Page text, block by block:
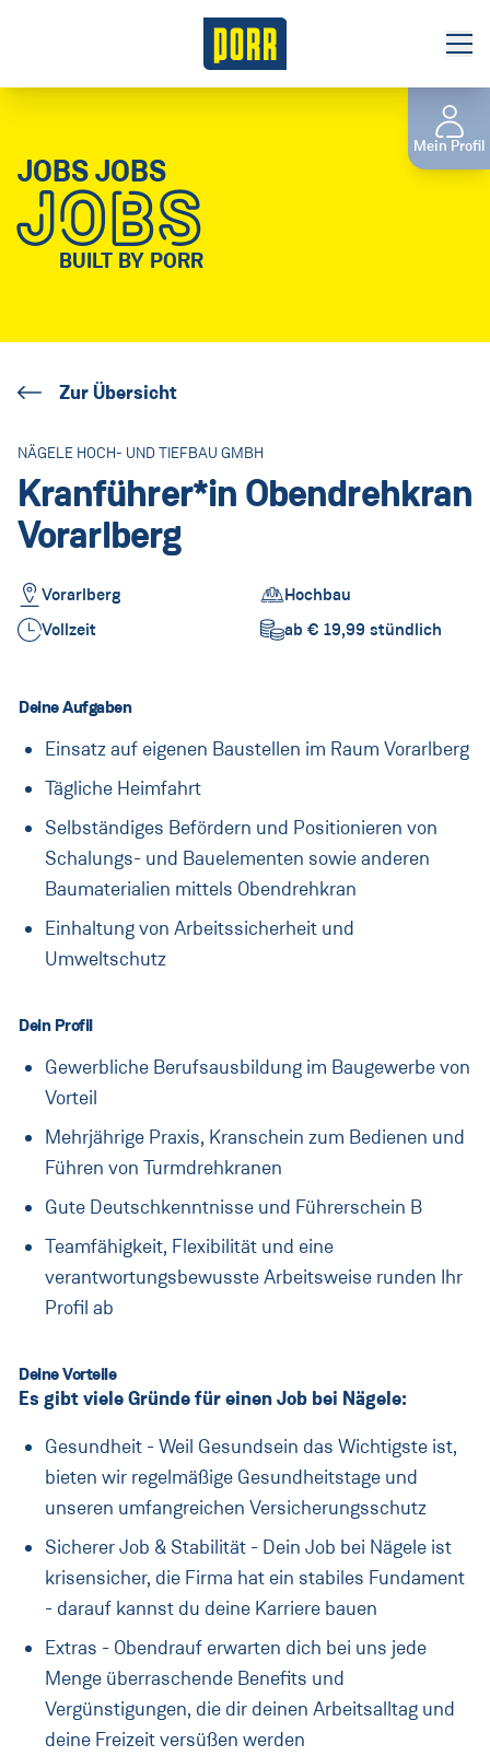
Initiativbewerbung
Gewerbliches Personal
Das sind wir
Niederlassungen
Tochterunternehmen
Lehre
Lehrberufe
Rund um die Lehre
PORR Campus
FAQ
Praktikum
Praktikum für Schüler*innen
Praktikum für Studierende
FAQ
Unsere Bereiche
Jobprofile
Blog
Kontakt
Land ändern
Österreich
JOBS JOBS
JOBS
BUILT BY PORR
Zur Übersicht
NÄGELE HOCH- UND TIEFBAU GMBH
Kranführer*in Obendrehkran
Vorarlberg
Vorarlberg
Hochbau
Vollzeit
ab € 19,99 stündlich
Deine Aufgaben
Einsatz auf eigenen Baustellen im Raum Vorarlberg
Tägliche Heimfahrt
Selbständiges Befördern und Positionieren von
Schalungs- und Bauelementen sowie anderen
Baumaterialien mittels Obendrehkran
Einhaltung von Arbeitssicherheit und
Umweltschutz
Dein Profil
Gewerbliche Berufsausbildung im Baugewerbe von
Vorteil
Mehrjährige Praxis, Kranschein zum Bedienen und
Führen von Turmdrehkranen
Gute Deutschkenntnisse und Führerschein B
Teamfähigkeit, Flexibilität und eine
verantwortungsbewusste Arbeitsweise runden Ihr
Profil ab
Deine Vorteile
Es gibt viele Gründe für einen Job bei Nägele:
Gesundheit - Weil Gesundsein das Wichtigste ist,
bieten wir regelmäßige Gesundheitstage und
unseren umfangreichen Versicherungsschutz
Sicherer Job & Stabilität - Dein Job bei Nägele ist
krisensicher, die Firma hat ein stabiles Fundament
- darauf kannst du deine Karriere bauen
Extras - Obendrauf erwarten dich bei uns jede
Menge überraschende Benefits und
Vergünstigungen, die dir deinen Arbeitsalltag und
deine Freizeit versüßen werden
Mein Profil